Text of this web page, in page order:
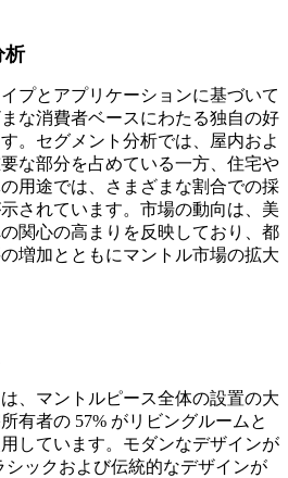
析
プとアプリケーションに基づいて
な消費者ベースにわたる独自の好
。セグメント分析では、屋内およ
な部分を占めている一方、住宅や
用途では、さまざまな割合での採
されています。市場の動向は、美
関心の高まりを反映しており、都
増加とともにマントル市場の拡大
、マントルピース全体の設置の大
有者の 57% がリビングルームと
しています。モダンなデザインが
シックおよび伝統的なデザインが